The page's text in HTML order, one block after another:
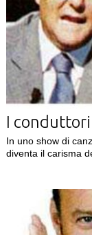
I conduttori
In uno show di
diventa il carisma